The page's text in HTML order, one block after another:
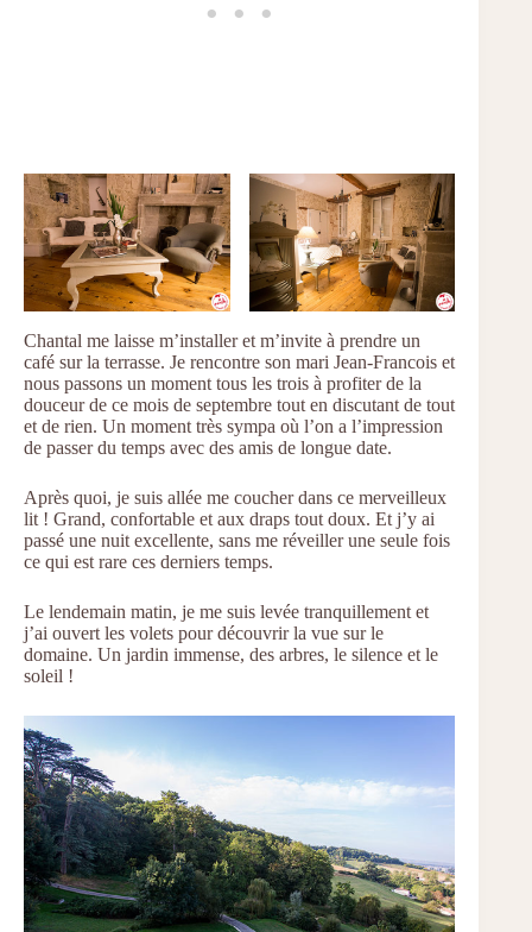
Chantal me laisse m’installer et m’invite à prendre un
café sur la terrasse. Je rencontre son mari Jean-Francois et
nous passons un moment tous les trois à profiter de la
douceur de ce mois de septembre tout en discutant de tout
et de rien. Un moment très sympa où l’on a l’impression
de passer du temps avec des amis de longue date.
Après quoi, je suis allée me coucher dans ce merveilleux
lit ! Grand, confortable et aux draps tout doux. Et j’y ai
passé une nuit excellente, sans me réveiller une seule fois
ce qui est rare ces derniers temps.
Le lendemain matin, je me suis levée tranquillement et
j’ai ouvert les volets pour découvrir la vue sur le
domaine. Un jardin immense, des arbres, le silence et le
soleil !